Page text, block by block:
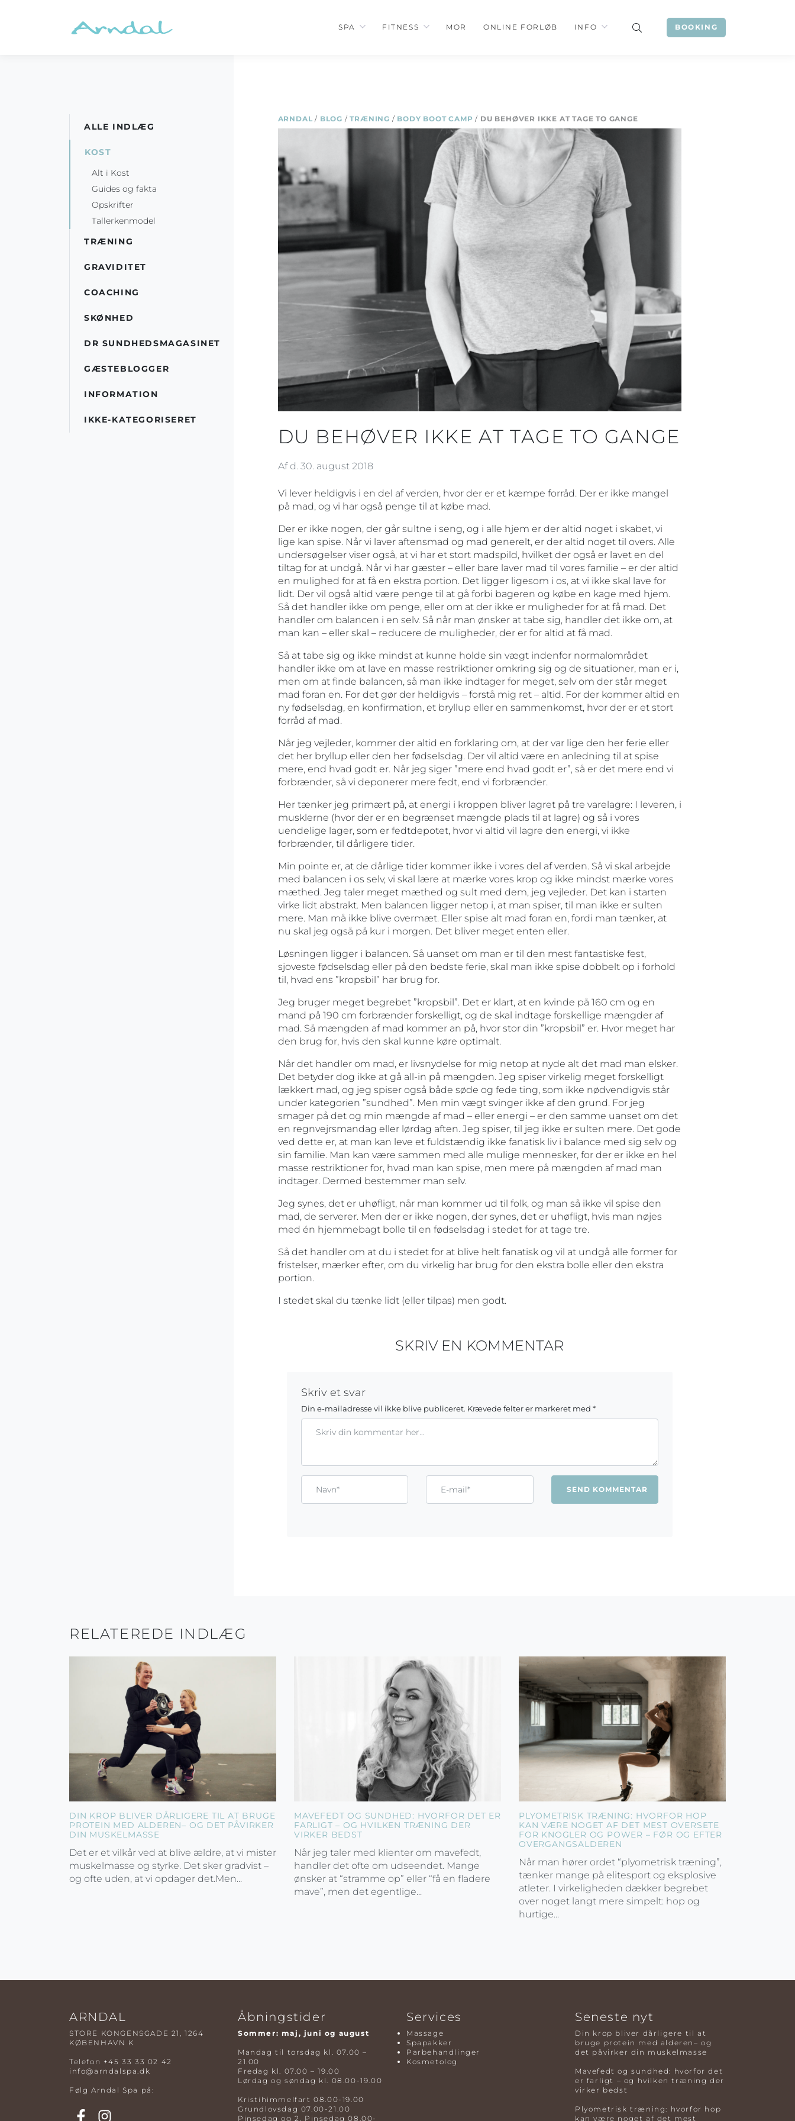
BOOKING
SPA FITNESS MOR ONLINE FORLØB INFO
ARNDAL / BLOG /TRÆNING / BODY BOOT CAMP / DU BEHØVER IKKE AT TAGE TO GANGE
DU BEHØVER IKKE AT TAGE TO GANGE
Af d. 30. august 2018
Vi lever heldigvis i en del af verden, hvor der er et kæmpe forråd. Der er ikke mangel
på mad, og vi har også penge til at købe mad.
Der er ikke nogen, der går sultne i seng, og i alle hjem er der altid noget i skabet, vi
lige kan spise. Når vi laver aftensmad og mad generelt, er der altid noget til overs. Alle
undersøgelser viser også, at vi har et stort madspild, hvilket der også er lavet en del
tiltag for at undgå. Når vi har gæster – eller bare laver mad til vores familie – er der altid
en mulighed for at få en ekstra portion. Det ligger ligesom i os, at vi ikke skal lave for
lidt. Der vil også altid være penge til at gå forbi bageren og købe en kage med hjem.
Så det handler ikke om penge, eller om at der ikke er muligheder for at få mad. Det
handler om balancen i en selv. Så når man ønsker at tabe sig, handler det ikke om, at
man kan – eller skal – reducere de muligheder, der er for altid at få mad.
Så at tabe sig og ikke mindst at kunne holde sin vægt indenfor normalområdet
handler ikke om at lave en masse restriktioner omkring sig og de situationer, man er i,
men om at finde balancen, så man ikke indtager for meget, selv om der står meget
mad foran en. For det gør der heldigvis – forstå mig ret – altid. For der kommer altid en
ny fødselsdag, en konfirmation, et bryllup eller en sammenkomst, hvor der er et stort
forråd af mad.
Når jeg vejleder, kommer der altid en forklaring om, at der var lige den her ferie eller
det her bryllup eller den her fødselsdag. Der vil altid være en anledning til at spise
mere, end hvad godt er. Når jeg siger ”mere end hvad godt er”, så er det mere end vi
forbrænder, så vi deponerer mere fedt, end vi forbrænder.
Her tænker jeg primært på, at energi i kroppen bliver lagret på tre varelagre: I leveren, i
musklerne (hvor der er en begrænset mængde plads til at lagre) og så i vores
uendelige lager, som er fedtdepotet, hvor vi altid vil lagre den energi, vi ikke
forbrænder, til dårligere tider.
Min pointe er, at de dårlige tider kommer ikke i vores del af verden. Så vi skal arbejde
med balancen i os selv, vi skal lære at mærke vores krop og ikke mindst mærke vores
mæthed. Jeg taler meget mæthed og sult med dem, jeg vejleder. Det kan i starten
virke lidt abstrakt. Men balancen ligger netop i, at man spiser, til man ikke er sulten
mere. Man må ikke blive overmæt. Eller spise alt mad foran en, fordi man tænker, at
nu skal jeg også på kur i morgen. Det bliver meget enten eller.
Løsningen ligger i balancen. Så uanset om man er til den mest fantastiske fest,
sjoveste fødselsdag eller på den bedste ferie, skal man ikke spise dobbelt op i forhold
til, hvad ens ”kropsbil” har brug for.
Jeg bruger meget begrebet ”kropsbil”. Det er klart, at en kvinde på 160 cm og en
mand på 190 cm forbrænder forskelligt, og de skal indtage forskellige mængder af
mad. Så mængden af mad kommer an på, hvor stor din ”kropsbil” er. Hvor meget har
den brug for, hvis den skal kunne køre optimalt.
Når det handler om mad, er livsnydelse for mig netop at nyde alt det mad man elsker.
Det betyder dog ikke at gå all-in på mængden. Jeg spiser virkelig meget forskelligt
lækkert mad, og jeg spiser også både søde og fede ting, som ikke nødvendigvis står
under kategorien ”sundhed”. Men min vægt svinger ikke af den grund. For jeg
smager på det og min mængde af mad – eller energi – er den samme uanset om det
en regnvejrsmandag eller lørdag aften. Jeg spiser, til jeg ikke er sulten mere. Det gode
ved dette er, at man kan leve et fuldstændig ikke fanatisk liv i balance med sig selv og
sin familie. Man kan være sammen med alle mulige mennesker, for der er ikke en hel
masse restriktioner for, hvad man kan spise, men mere på mængden af mad man
indtager. Dermed bestemmer man selv.
Jeg synes, det er uhøfligt, når man kommer ud til folk, og man så ikke vil spise den
mad, de serverer. Men der er ikke nogen, der synes, det er uhøfligt, hvis man nøjes
med én hjemmebagt bolle til en fødselsdag i stedet for at tage tre.
Så det handler om at du i stedet for at blive helt fanatisk og vil at undgå alle former for
fristelser, mærker efter, om du virkelig har brug for den ekstra bolle eller den ekstra
portion.
I stedet skal du tænke lidt (eller tilpas) men godt.
SKRIV EN KOMMENTAR
Skriv et svar
Din e-mailadresse vil ikke blive publiceret. Krævede felter er markeret med *
ALLE INDLÆG
KOST
Alt i Kost
Guides og fakta
Opskrifter
Tallerkenmodel
TRÆNING
GRAVIDITET
COACHING
SKØNHED
DR SUNDHEDSMAGASINET
GÆSTEBLOGGER
INFORMATION
IKKE-KATEGORISERET
RELATEREDE INDLÆG
DIN KROP BLIVER DÅRLIGERE TIL AT BRUGE
PROTEIN MED ALDEREN– OG DET PÅVIRKER
DIN MUSKELMASSE
Det er et vilkår ved at blive ældre, at vi mister
muskelmasse og styrke. Det sker gradvist –
og ofte uden, at vi opdager det.Men...
MAVEFEDT OG SUNDHED: HVORFOR DET ER
FARLIGT – OG HVILKEN TRÆNING DER
VIRKER BEDST
Når jeg taler med klienter om mavefedt,
handler det ofte om udseendet. Mange
ønsker at “stramme op” eller “få en fladere
mave”, men det egentlige...
PLYOMETRISK TRÆNING: HVORFOR HOP
KAN VÆRE NOGET AF DET MEST OVERSETE
FOR KNOGLER OG POWER – FØR OG EFTER
OVERGANGSALDEREN
Når man hører ordet “plyometrisk træning”,
tænker mange på elitesport og eksplosive
atleter. I virkeligheden dækker begrebet
over noget langt mere simpelt: hop og
hurtige...
ARNDAL
STORE KONGENSGADE 21, 1264
KØBENHAVN K
Telefon +45 33 33 02 42
info@arndalspa.dk
Følg Arndal Spa på:
Åbningstider
Sommer: maj, juni og august
Mandag til torsdag kl. 07.00 –
21.00
Fredag kl. 07.00 – 19.00
Lørdag og søndag kl. 08.00-19.00
Kristihimmelfart 08.00-19.00
Grundlovsdag 07.00-21.00
Pinsedag og 2. Pinsedag 08.00-
Services
Massage
Spapakker
Parbehandlinger
Kosmetolog
Seneste nyt
Din krop bliver dårligere til at
bruge protein med alderen– og
det påvirker din muskelmasse
Mavefedt og sundhed: hvorfor det
er farligt – og hvilken træning der
virker bedst
Plyometrisk træning: hvorfor hop
kan være noget af det mest